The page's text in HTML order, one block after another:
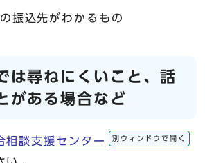
振込先がわかるもの
は尋ねにくいこと、話
がある場合など
相談支援センター 別ウィンドウで開く